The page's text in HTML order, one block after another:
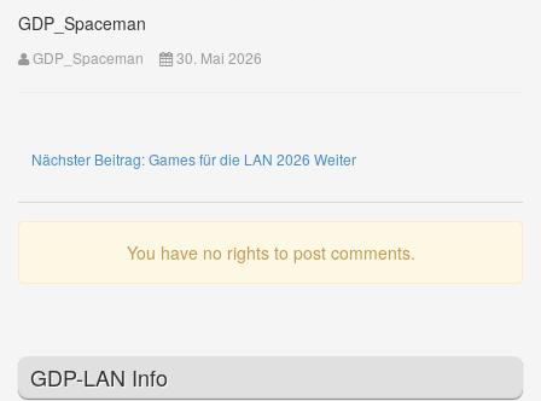
GDP_Spaceman
GDP_Spaceman 30. Mai 2026
Nächster Beitrag: Games für die LAN 2026 Weiter
You have no rights to post comments.
GDP-LAN Info